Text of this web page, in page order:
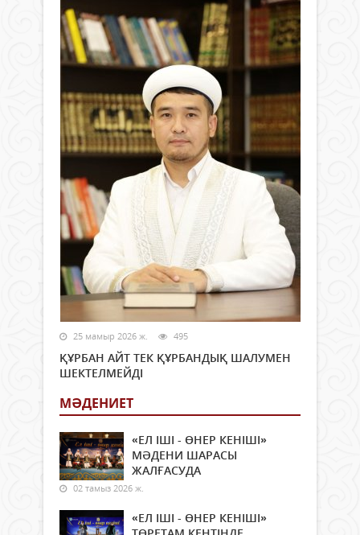
25 мамыр 2026 ж. 495
ҚҰРБАН АЙТ ТЕК ҚҰРБАНДЫҚ ШАЛУМЕН
ШЕКТЕЛМЕЙДІ
МӘДЕНИЕТ
«ЕЛ ІШІ - ӨНЕР КЕНІШІ»
МӘДЕНИ ШАРАСЫ
ЖАЛҒАСУДА
02 тамыз 2026 ж.
«ЕЛ ІШІ - ӨНЕР КЕНІШІ»